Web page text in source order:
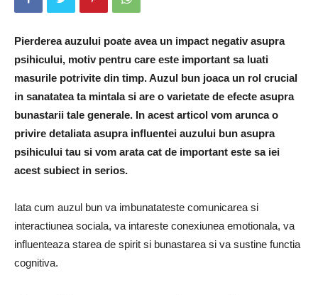
Pierderea auzului poate avea un impact negativ asupra
psihicului, motiv pentru care este important sa luati
masurile potrivite din timp. Auzul bun joaca un rol crucial
in sanatatea ta mintala si are o varietate de efecte asupra
bunastarii tale generale. In acest articol vom arunca o
privire detaliata asupra influentei auzului bun asupra
psihicului tau si vom arata cat de important este sa iei
acest subiect in serios.
Iata cum auzul bun va imbunatateste comunicarea si
interactiunea sociala, va intareste conexiunea emotionala, va
influenteaza starea de spirit si bunastarea si va sustine functia
cognitiva.